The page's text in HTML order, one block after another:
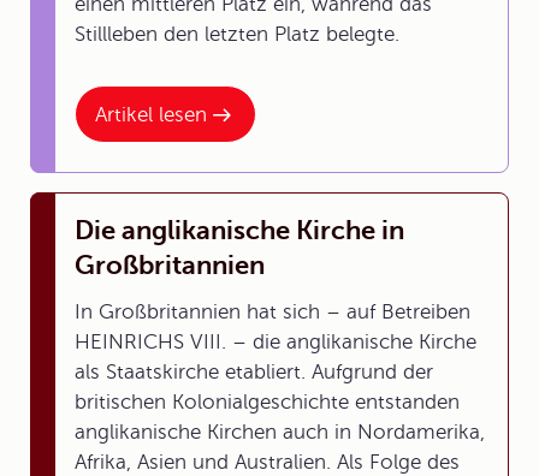
Artikel lesen
Stillleben den letzten Platz belegte.
Die anglikanische Kirche in
Großbritannien
In Großbritannien hat sich – auf Betreiben
HEINRICHS VIII. – die anglikanische Kirche
als Staatskirche etabliert. Aufgrund der
britischen Kolonialgeschichte entstanden
anglikanische Kirchen auch in Nordamerika,
Afrika, Asien und Australien. Als Folge des